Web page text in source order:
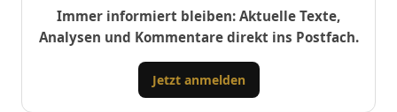
Immer informiert bleiben: Aktuelle Texte,
Analysen und Kommentare direkt ins Postfach.
Jetzt anmelden